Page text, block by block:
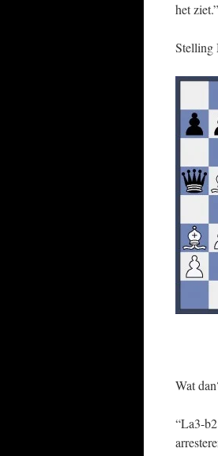
het ziet.”
Stelling
Wat
“La3-